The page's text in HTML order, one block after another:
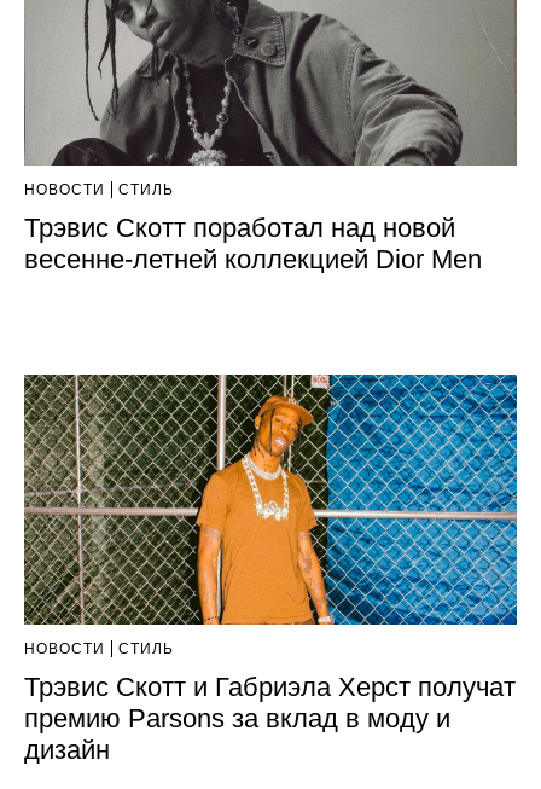
НОВОСТИ СТИЛЬ
Трэвис Скотт поработал над новой
весенне-летней коллекцией Dior Men
НОВОСТИ СТИЛЬ
Трэвис Скотт и Габриэла Херст получат
премию Parsons за вклад в моду и
дизайн